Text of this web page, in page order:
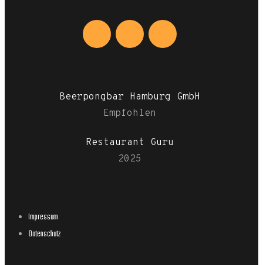
Beerpongbar Hamburg GmbH
Empfohlen
Restaurant Guru
2025
Impressum
Datenschutz